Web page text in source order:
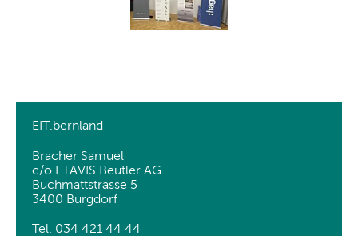
EIT.bernland
Bracher Samuel
c/o ETAVIS Beutler AG
Buchmattstrasse 5
3400 Burgdorf
Tel. 034 421 44 44